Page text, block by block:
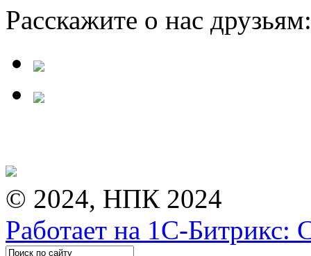
Расскажите о нас друзьям:
© 2024, НПК 2024
Работает на 1С-Битрикс: